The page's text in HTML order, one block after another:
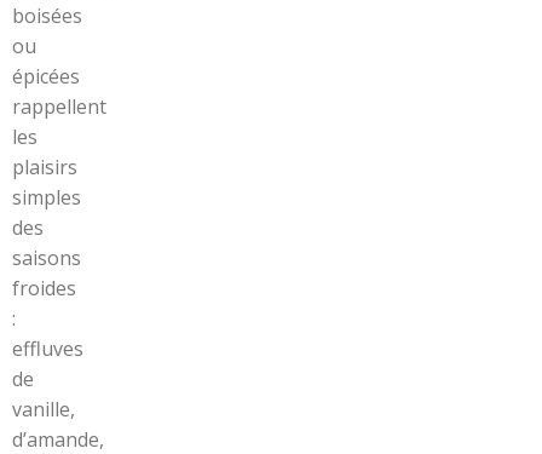
boisées
ou
épicées
rappellent
les
plaisirs
simples
des
saisons
froides
:
effluves
de
vanille,
d’amande,